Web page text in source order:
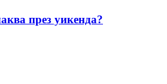
през уикенда?